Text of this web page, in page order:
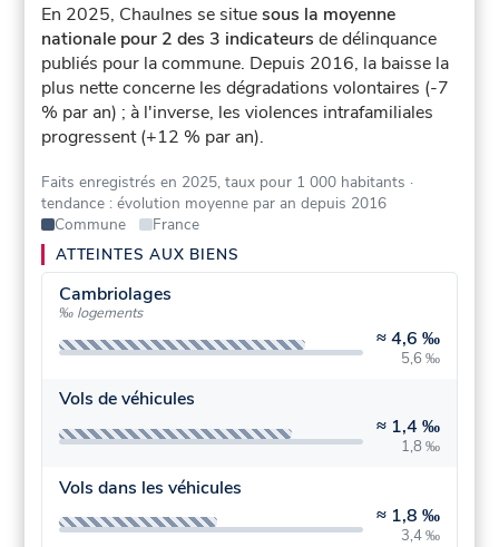
En 2025, Chaulnes se situesous la moyenne
nationale pour 2 des 3 indicateurs de délinquance
publiés pour la commune. Depuis 2016, la baisse la
plus nette concerne les dégradations volontaires (-7
% par an) ; à l'inverse, les violences intrafamiliales
progressent (+12 % par an).
Faits enregistrés en 2025, taux pour 1 000 habitants ·
tendance : évolution moyenne par an depuis 2016
Commune
France
ATTEINTES AUX BIENS
Cambriolages
‰ logements
≈4,6 ‰
5,6 ‰
Vols de véhicules
≈ 1,4 ‰
1,8 ‰
Vols dans les véhicules
≈ 1,8 ‰
3,4 ‰